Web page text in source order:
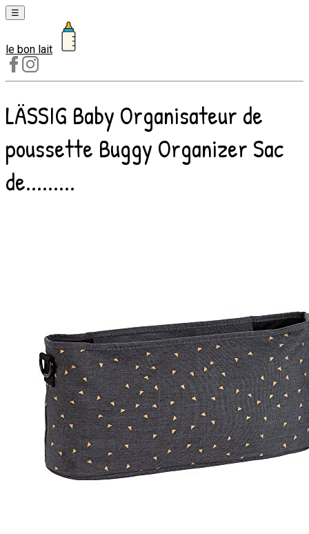
☰
Laits
1er
âge
Laits
2e
âge
de
le bon lait
LÄSSIG Baby Organisateur de
poussette Buggy Organizer Sac
de.........